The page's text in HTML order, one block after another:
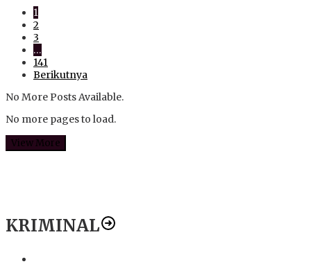
1
2
3
…
141
Berikutnya
No More Posts Available.
No more pages to load.
View More
KRIMINAL